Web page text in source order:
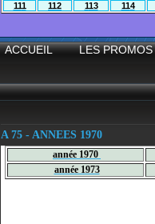
111 112 113 114
ACCUEIL LES PROMOS
A 75 - ANNEES 1970
année 1970
année 1973